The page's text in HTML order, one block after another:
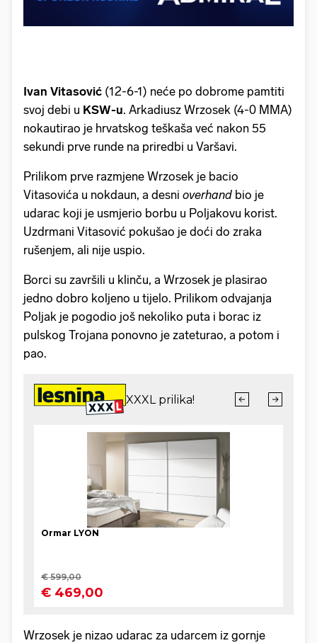
Ivan Vitasović (12-6-1) neće po dobrome pamtiti
svoj debi u KSW-u. Arkadiusz Wrzosek (4-0 MMA)
nokautirao je hrvatskog teškaša već nakon 55
sekundi prve runde na priredbi u Varšavi.
Prilikom prve razmjene Wrzosek je bacio
Vitasovića u nokdaun, a desni overhand bio je
udarac koji je usmjerio borbu u Poljakovu korist.
Uzdrmani Vitasović pokušao je doći do zraka
rušenjem, ali nije uspio.
Borci su završili u klinču, a Wrzosek je plasirao
jedno dobro koljeno u tijelo. Prilikom odvajanja
Poljak je pogodio još nekoliko puta i borac iz
pulskog Trojana ponovno je zateturao, a potom i
pao.
Wrzosek je nizao udarac za udarcem iz gornje